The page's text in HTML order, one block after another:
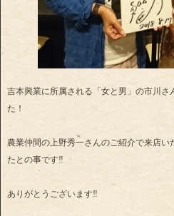
吉本興業に所属される「女と男」の市川さ
た！
農業仲間の上野秀一さんのご紹介で来店い
たとの事です‼
ありがとうございます‼